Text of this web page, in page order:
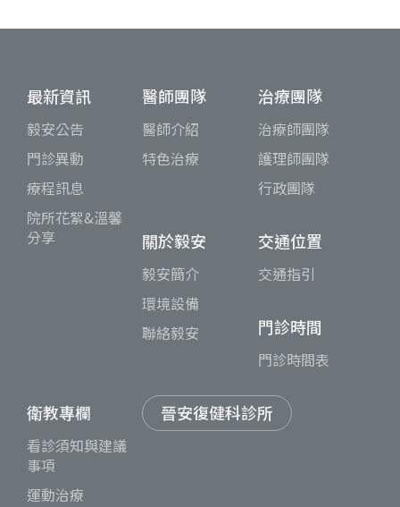
最新資訊
毅安公告
門診異動
療程訊息
院所花絮&溫馨
分享
醫師團隊
醫師介紹
特色治療
治療團隊
治療師團隊
護理師團隊
行政團隊
關於毅安
毅安簡介
環境設備
聯絡毅安
交通位置
交通指引
門診時間
門診時間表
衛教專欄
看診須知與建議
事項
運動治療
晉安復健科診所